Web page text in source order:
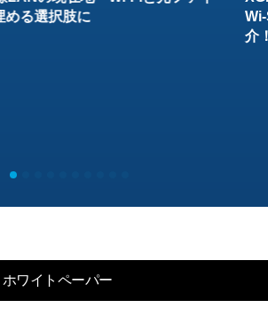
める選択肢に
介
ホワイトペーパー